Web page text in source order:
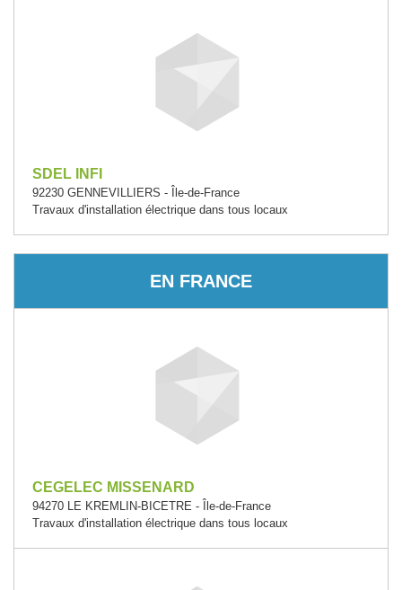
SDEL INFI
92230 GENNEVILLIERS - Île-de-France
Travaux d'installation électrique dans tous locaux
EN FRANCE
CEGELEC MISSENARD
94270 LE KREMLIN-BICETRE - Île-de-France
Travaux d'installation électrique dans tous locaux